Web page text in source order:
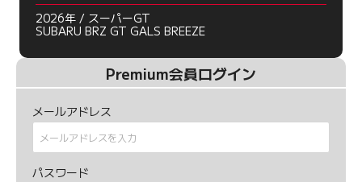
2026年 / スーパーGT
SUBARU BRZ GT GALS BREEZE
Premium会員ログイン
メールアドレス
パスワード